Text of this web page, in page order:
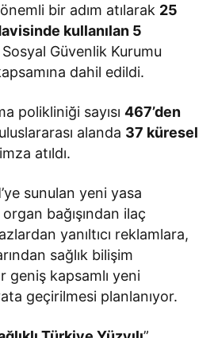
bir adım atılarak 25
kullanılan 5
Sosyal Güvenlik Kurumu
dahil edildi.
polikliniği sayısı467’den
alanda 37 küresel
atıldı.
sunulan yeni yasa
bağışından ilaç
yanıltıcı reklamlara,
sağlık bilişim
geniş kapsamlı yeni
geçirilmesi planlanıyor.